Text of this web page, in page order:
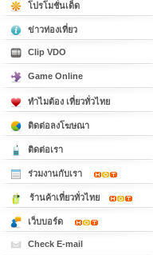
โปรโมชั่นเด็ด
ข่าวท่องเที่ยว
Clip VDO
Game Online
ทำไมต้อง เที่ยวทั่วไทย
ติดต่อลงโฆษณา
ติดต่อเรา
ร่วมงานกับเรา
ร้านค้าเที่ยวทั่วไทย
เว็บบอร์ด
Check E-mail